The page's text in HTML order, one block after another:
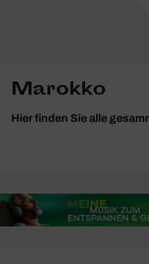
Marokko
Hier finden Sie alle